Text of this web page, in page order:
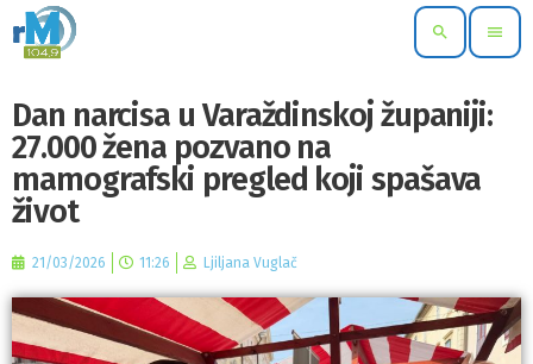
search menu
Dan narcisa u Varaždinskoj županiji:
27.000 žena pozvano na
mamografski pregled koji spašava
život
21/03/2026 11:26 Ljiljana Vuglač